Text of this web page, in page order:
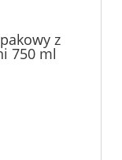
z
750 ml